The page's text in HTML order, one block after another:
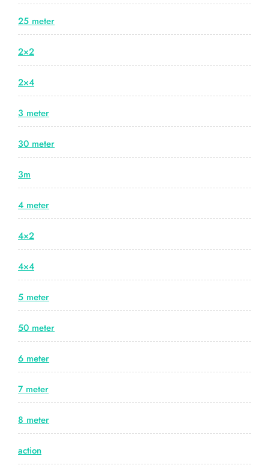
25 meter
2×2
2×4
3 meter
30 meter
3m
4 meter
4×2
4×4
5 meter
50 meter
6 meter
7 meter
8 meter
action